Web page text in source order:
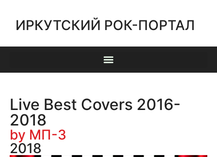
ИРКУТСКИЙ РОК-ПОРТАЛ
Live Best Covers 2016-
2018
by МП-3
2018